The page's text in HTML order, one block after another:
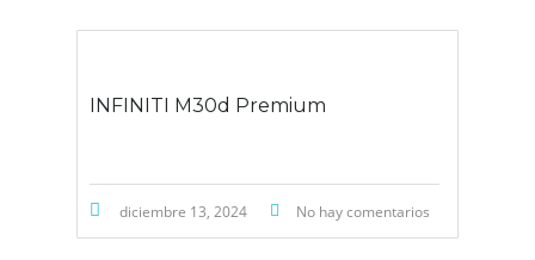
INFINITI M30d Premium
diciembre 13, 2024 No hay comentarios